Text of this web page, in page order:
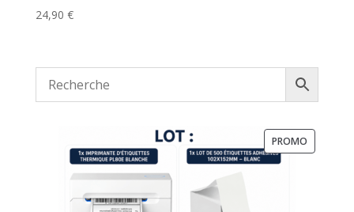
24,90 €
PROMO